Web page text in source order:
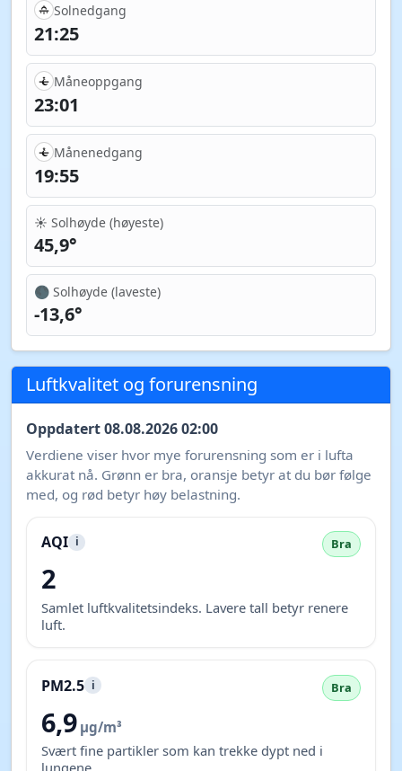
Solnedgang
21:25
Måneoppgang
23:01
Månenedgang
19:55
☀️ Solhøyde (høyeste)
45,9°
🌑 Solhøyde (laveste)
-13,6°
Luftkvalitet og forurensning
Oppdatert 08.08.2026 02:00
Verdiene viser hvor mye forurensning som er i lufta
akkurat nå. Grønn er bra, oransje betyr at du bør følge
med, og rød betyr høy belastning.
AQI i Bra
2
Samlet luftkvalitetsindeks. Lavere tall betyr renere
luft.
PM2.5 i Bra
6,9 µg/m³
Svært fine partikler som kan trekke dypt ned i
lungene.